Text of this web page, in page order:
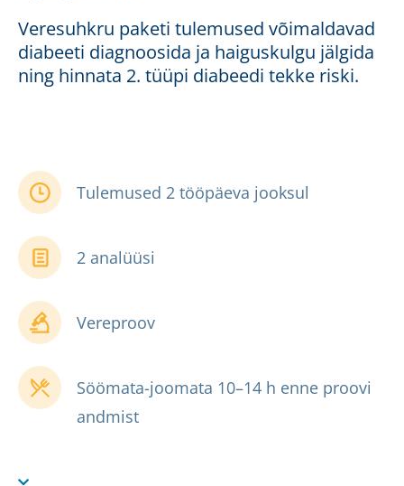
Veresuhkru paketi tulemused võimaldavad
diabeeti diagnoosida ja haiguskulgu jälgida
ning hinnata 2. tüüpi diabeedi tekke riski.
Tulemused 2 tööpäeva jooksul
2 analüüsi
Vereproov
Söömata-joomata 10–14 h enne proovi
andmist